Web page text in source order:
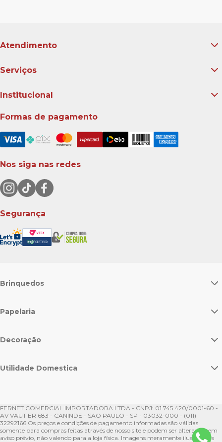
Atendimento
Serviços
Institucional
Formas de pagamento
Nos siga nas redes
Segurança
Brinquedos
Papelaria
Decoração
Utilidade Domestica
FERNET COMERCIAL IMPORTADORA LTDA - CNPJ: 01.745.420/0001-60 -
AV VAUTIER 683 - CANINDE - SAO PAULO - SP - 03032-000 - (011)
32292166 Os preços e condições de pagamento informadas são válidas
somente para compras feitas através de nosso site e podem ser alteradas sem
aviso prévio, não valendo para a loja física. Imagens meramente ilustrativas